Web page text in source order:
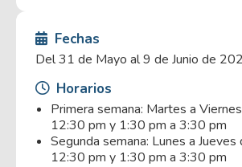
Fechas
Del 31 de Mayo al 9 de Junio de
Horarios
Primera semana: Martes a
12:30 pm y 1:30 pm a 3:30 pm
Segunda semana: Lunes a
12:30 pm y 1:30 pm a 3:30 pm